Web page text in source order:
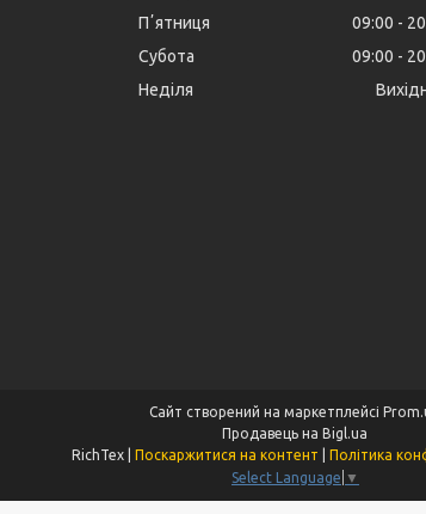
Пʼятниця
09:00
Субота
09:00
Неділя
Сайт створений на маркетплейсі
Продавець на Bigl.ua
Поскаржитися на контент
Політика
Select Language ▼